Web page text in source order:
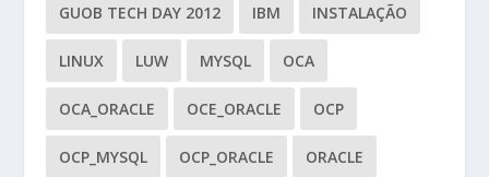
GUOB TECH DAY 2012 IBM INSTALAÇÃO
LINUX LUW MYSQL OCA
OCA_ORACLE OCE_ORACLE OCP
OCP_MYSQL OCP_ORACLE ORACLE